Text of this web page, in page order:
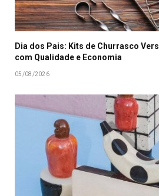
Dia dos Pais: Kits de Churrasco
com Qualidade e Economia
05/08/2026